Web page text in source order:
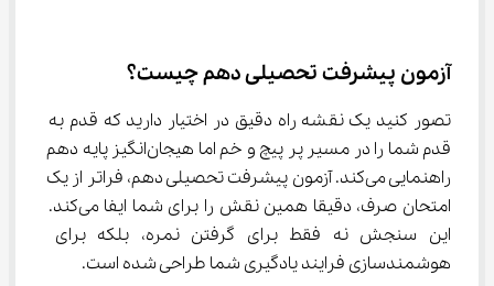
آزمون پیشرفت تحصیلی دهم چیست؟
تصور کنید یک نقشه راه دقیق در اختیار دارید که قدم به
قدم شما را در مسیر پر پیچ و خم اما هیجان‌انگیز پایه دهم
راهنمایی می‌کند. آزمون پیشرفت تحصیلی دهم، فراتر از یک
امتحان صرف، دقیقا همین نقش را برای شما ایفا می‌کند.
این سنجش نه فقط برای گرفتن نمره، بلکه برای
هوشمندسازی فرایند یادگیری شما طراحی شده است.